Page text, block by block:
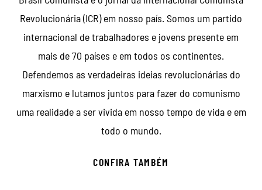
Revolucionária (ICR) em nosso país. Somos um partido
internacional de trabalhadores e jovens presente em
mais de 70 países e em todos os continentes.
Defendemos as verdadeiras ideias revolucionárias do
marxismo e lutamos juntos para fazer do comunismo
uma realidade a ser vivida em nosso tempo de vida e em
todo o mundo.
CONFIRA TAMBÉM